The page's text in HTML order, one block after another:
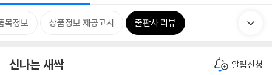
목정보 상품정보 제공고시 출판사 리뷰
신나는 새싹 알림신청